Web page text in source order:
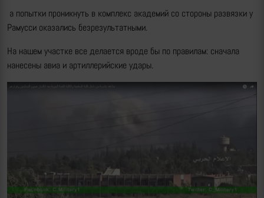
а попытки проникнуть в комплекс академий со стороны развязки у
Рамусси оказались безрезультатными.
На нашем участке все делается вроде бы по правилам: сначала
нанесены авиа и артиллерийские удары.